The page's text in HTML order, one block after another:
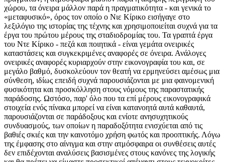
χώρου, τα όνειρα μάλλον παρά η πραγματικότητα - και γενικά τo
«μεταφυσικό», όρος τον οποίο ο Νιε Κίρικο εισήγαγε στο
λεξιλόγιο της ιστορίας της τέχνης και χρησιμοποιείται συχνά για τα
έργα του πρώτου μέρους της σταδιοδρομίας του. Τα γραπτά έργα
του Ντε Κίρικο - πεζά και ποιητικά - είναι γεμάτα ονειρικές
καταστάσεις και συγκεκριμένες αναφορές σε όνειρα. Ανάλογες
ονειρικές αναφορές κυριαρχούν στην εικονογραφία του και, σε
μεγάλο βαθμό, δυσκολεύουν τον θεατή να ερμηνεύσει αμέσως μια
σύνθεση, ιδίως επειδή συχνά παρουσιάζονται με μια φαινομενική
φυσικότητα και προσκόλληση στους νόμους της παραστατικής
παράδοσης. Ωστόσο, παρ' όλο που τα επί μέρους εικονογραφικά
στοιχεία ενός πίνακα μπορεί να είναι κατανοητά αυτά καθαυτά,
παρουσιάζονται σε παράδοξους και ενίοτε ανησυχητικούς
συνδυασμούς, των οποίων η παραδοξότητα ενισχύεται από τις
βαθιές σκιές και την καινοτόμο χρήση φωτός και προοπτικής. Λόγω
της έμφασης στο αίνιγμα και στην ατμόσφαιρα οι συνθέσεις αυτές
δεν επιδέχονται αναλύσεις βασισμένες στους κανόνες της λογικής